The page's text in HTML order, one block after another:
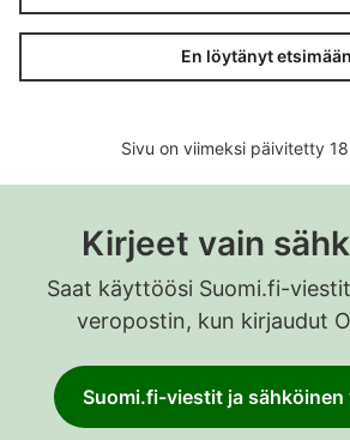
En löytänyt
Sivu on viimeksi päivitetty
Kirjeet vain
Saat käyttöösi Suomi.fi-
veropostin, kun kirjaudut
Suomi.fi-viestit ja